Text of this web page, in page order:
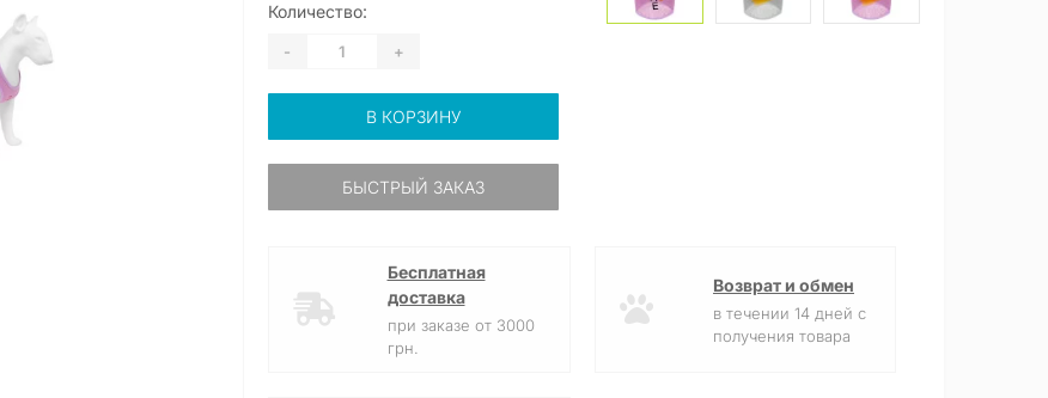
Количество:
- +
В КОРЗИНУ
БЫСТРЫЙ ЗАКАЗ
Бесплатная
доставка
при заказе от 3000
грн.
Возврат и обмен
в течении 14 дней с
получения товара